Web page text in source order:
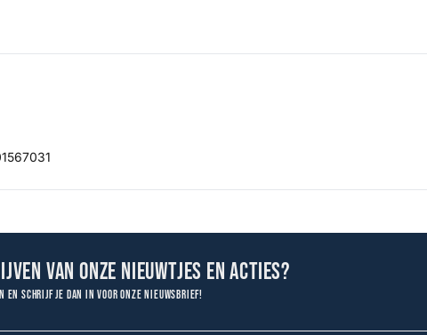
van onze nieuwtjes en acties?
en schrijf je dan in voor onze nieuwsbrief!